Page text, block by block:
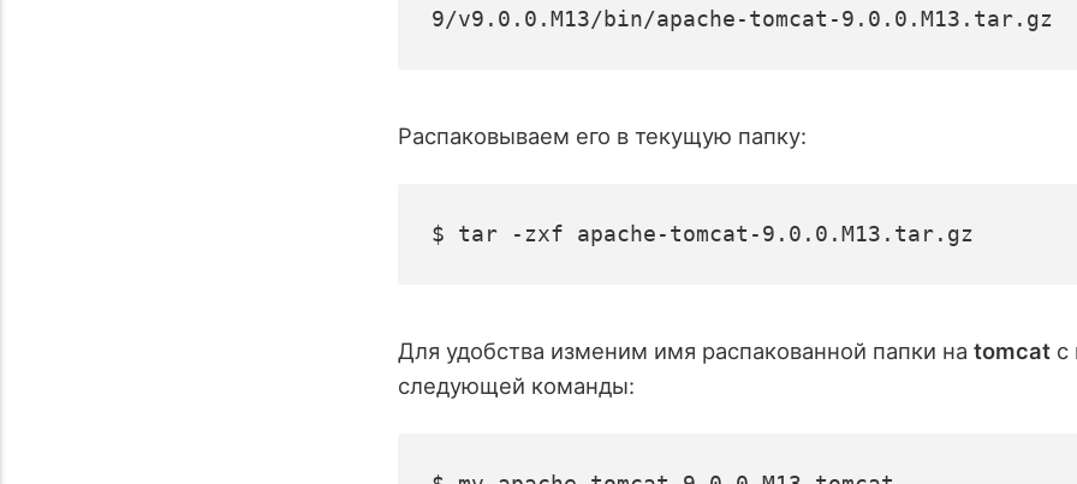
9/v9.0.0.M13/bin/apache-tomcat-9.0.0.M13.tar.gz
Распаковываем его в текущую папку:
$ tar -zxf apache-tomcat-9.0.0.M13.tar.gz
Для удобства изменим имя распакованной папки на tomcat с
следующей команды: